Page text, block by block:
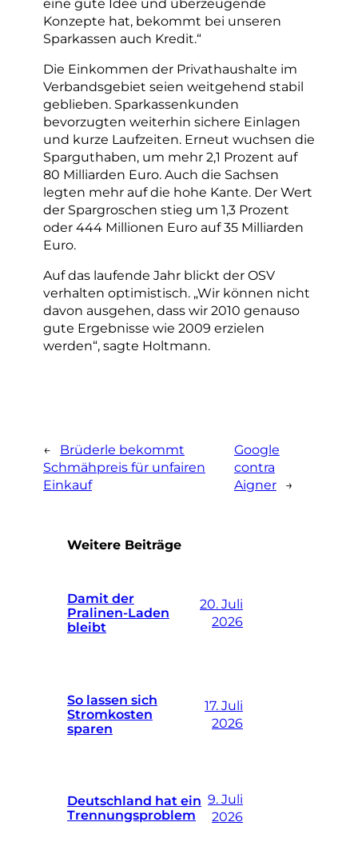
Konzepte hat, bekommt bei unseren
Sparkassen auch Kredit.“
Die Einkommen der Privathaushalte im
Verbandsgebiet seien weitgehend stabil
geblieben. Sparkassenkunden
bevorzugten weiterhin sichere Einlagen
und kurze Laufzeiten. Erneut wuchsen die
Sparguthaben, um mehr 2,1 Prozent auf
80 Milliarden Euro. Auch die Sachsen
legten mehr auf die hohe Kante. Der Wert
der Spargroschen stieg um 1,3 Prozent
oder 444 Millionen Euro auf 35 Milliarden
Euro.
Auf das laufende Jahr blickt der OSV
verhalten optimistisch. „Wir können nicht
davon ausgehen, dass wir 2010 genauso
gute Ergebnisse wie 2009 erzielen
werden“, sagte Holtmann.
←
Brüderle bekommt
Schmähpreis für unfairen
Einkauf
Google
contra
Aigner
→
Weitere Beiträge
Damit der
Pralinen-Laden
bleibt
20. Juli
2026
So lassen sich
Stromkosten
sparen
17. Juli
2026
Deutschland hat ein
Trennungsproblem
9. Juli
2026